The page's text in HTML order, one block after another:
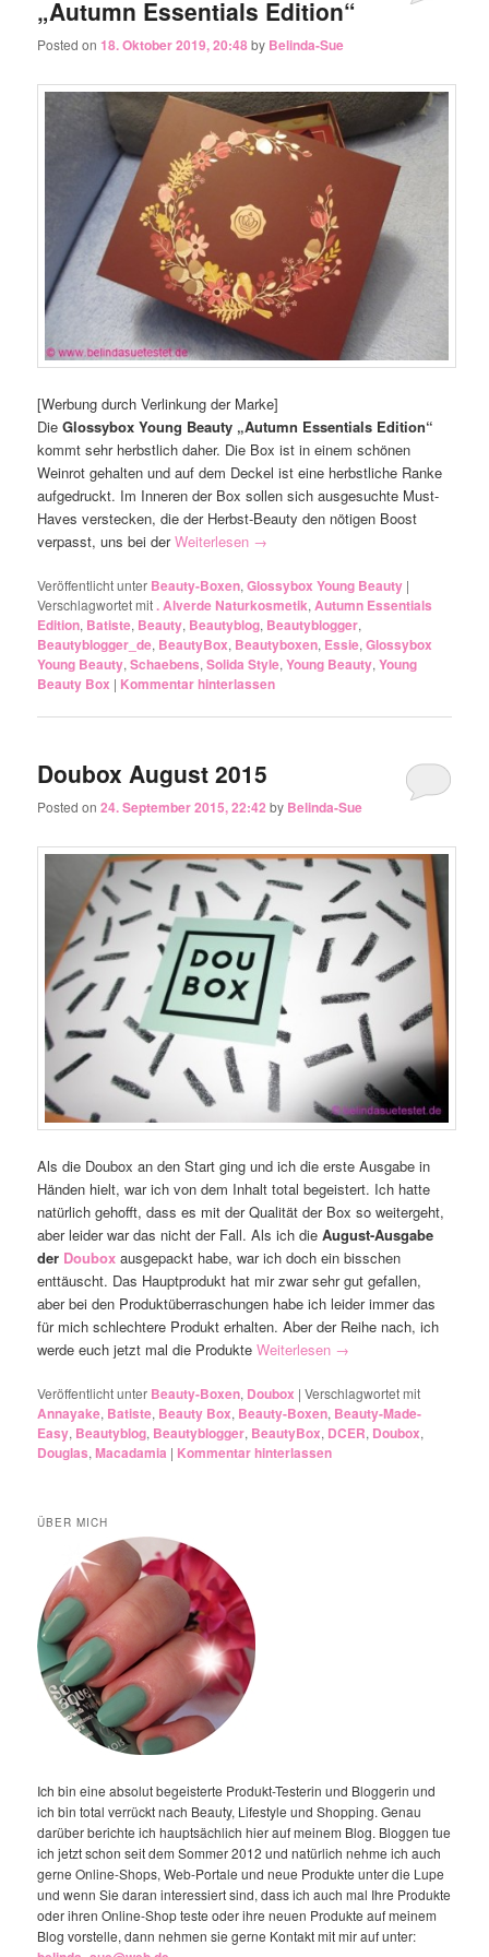
„Autumn Essentials Edition“
Posted on18. Oktober 2019, 20:48by Belinda-Sue
[Werbung durch Verlinkung der Marke]
DieGlossybox Young Beauty „Autumn Essentials Edition“
kommt sehr herbstlich daher. Die Box ist in einem schönen
Weinrot gehalten und auf dem Deckel ist eine herbstliche Ranke
aufgedruckt. Im Inneren der Box sollen sich ausgesuchte Must-
Haves verstecken, die der Herbst-Beauty den nötigen Boost
verpasst, uns bei derWeiterlesen →
Veröffentlicht unter Beauty-Boxen,Glossybox Young Beauty |
Verschlagwortet mit. Alverde Naturkosmetik,Autumn Essentials
Edition, Batiste, Beauty, Beautyblog, Beautyblogger,
Beautyblogger_de, BeautyBox, Beautyboxen, Essie,Glossybox
Young Beauty,Schaebens,Solida Style,Young Beauty,Young
Beauty Box | Kommentar hinterlassen
Doubox August 2015
Posted on24. September 2015, 22:42 by Belinda-Sue
Als die Doubox an den Start ging und ich die erste Ausgabe in
Händen hielt, war ich von dem Inhalt total begeistert. Ich hatte
natürlich gehofft, dass es mit der Qualität der Box so weitergeht,
aber leider war das nicht der Fall. Als ich dieAugust-Ausgabe
der Doubox ausgepackt habe, war ich doch ein bisschen
enttäuscht. Das Hauptprodukt hat mir zwar sehr gut gefallen,
aber bei den Produktüberraschungen habe ich leider immer das
für mich schlechtere Produkt erhalten. Aber der Reihe nach, ich
werde euch jetzt mal die ProdukteWeiterlesen →
Veröffentlicht unter Beauty-Boxen, Doubox |Verschlagwortet mit
Annayake, Batiste, Beauty Box, Beauty-Boxen, Beauty-Made-
Easy, Beautyblog, Beautyblogger, BeautyBox, DCER, Doubox,
Douglas,Macadamia | Kommentar hinterlassen
ÜBER MICH
Ich bin eine absolut begeisterte Produkt-Testerin und Bloggerin und
ich bin total verrückt nach Beauty, Lifestyle und Shopping. Genau
darüber berichte ich hauptsächlich hier auf meinem Blog. Bloggen tue
ich jetzt schon seit dem Sommer 2012 und natürlich nehme ich auch
gerne Online-Shops, Web-Portale und neue Produkte unter die Lupe
und wenn Sie daran interessiert sind, dass ich auch mal Ihre Produkte
oder ihren Online-Shop teste oder ihre neuen Produkte auf meinem
Blog vorstelle, dann nehmen sie gerne Kontakt mit mir auf unter: